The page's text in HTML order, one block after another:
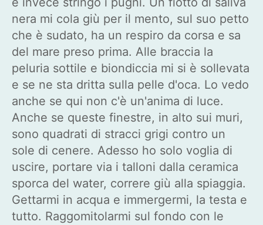
nera mi cola giù per il mento, sul suo petto
che è sudato, ha un respiro da corsa e sa
del mare preso prima. Alle braccia la
peluria sottile e biondiccia mi si è sollevata
e se ne sta dritta sulla pelle d'oca. Lo vedo
anche se qui non c'è un'anima di luce.
Anche se queste finestre, in alto sui muri,
sono quadrati di stracci grigi contro un
sole di cenere. Adesso ho solo voglia di
uscire, portare via i talloni dalla ceramica
sporca del water, correre giù alla spiaggia.
Gettarmi in acqua e immergermi, la testa e
tutto. Raggomitolarmi sul fondo con le